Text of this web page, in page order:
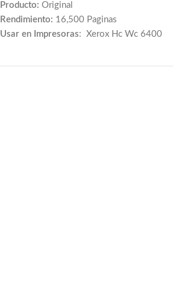
Producto: Original
Rendimiento: 16,500 Paginas
Usar en Impresoras: Xerox Hc Wc 6400